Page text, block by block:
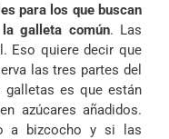
para los que buscan
galleta común. Las
Eso quiere decir que
las tres partes del
es que están
azúcares añadidos.
a bizcocho y si las